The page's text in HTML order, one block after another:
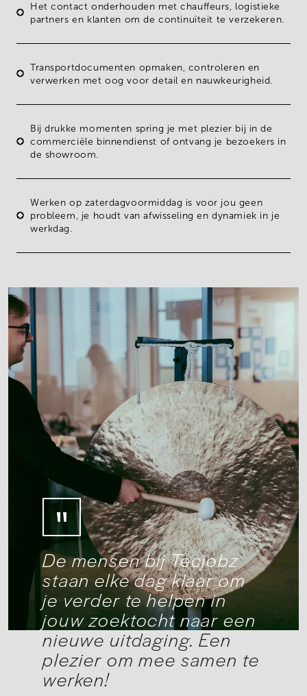
Hetcontact onderhouden met chauffeurs, logistieke
partners en klanten om de continuïteit te verzekeren.
Transportdocumenten opmaken, controleren en
verwerken met oog voor detail en nauwkeurigheid.
Bij drukke momenten spring je met plezier bij in de
commerciële binnendienst of ontvang je bezoekers in
de showroom.
Werken op zaterdagvoormiddag is voor jou geen
probleem, je houdt van afwisseling en dynamiek in je
werkdag.
De mensen bij Tecjobz
staan elke dag klaar om
je verder te helpen in
jouw zoektocht naar een
nieuwe uitdaging. Een
plezier om mee samen te
werken!